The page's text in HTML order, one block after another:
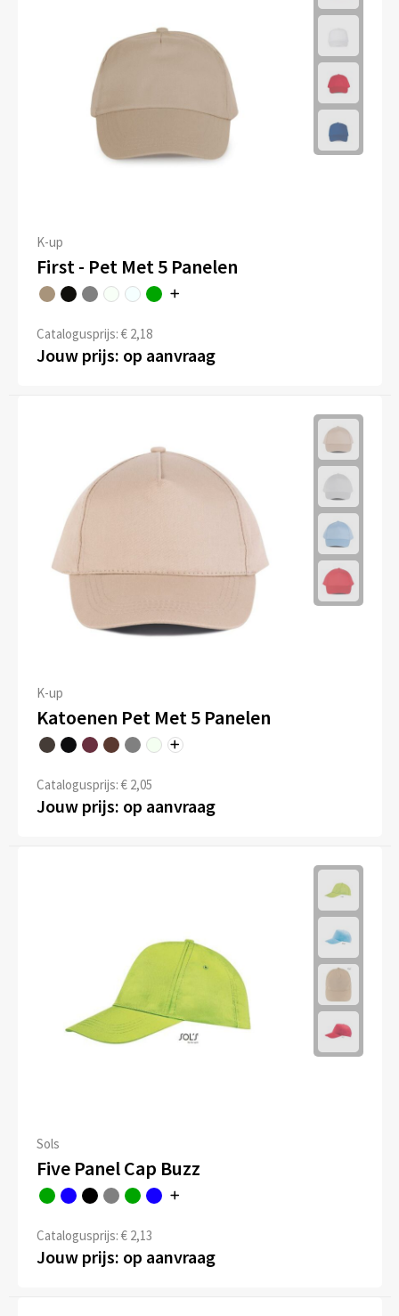
K-up
First - Pet Met 5 Panelen
Catalogusprijs: € 2,18
Jouw prijs: op aanvraag
K-up
Katoenen Pet Met 5 Panelen
Catalogusprijs: € 2,05
Jouw prijs: op aanvraag
Sols
Five Panel Cap Buzz
Catalogusprijs: € 2,13
Jouw prijs: op aanvraag